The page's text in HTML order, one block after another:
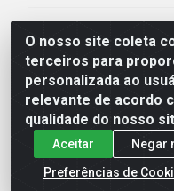
O nosso site coleta
terceiros para
personalizada ao
relevante de acordo
qualidade do nosso
Aceitar
Negar
Preferências de
GKSEG EPI Maquinas
Vargas, 2066 Centro,
CNPJ 11.191.946/